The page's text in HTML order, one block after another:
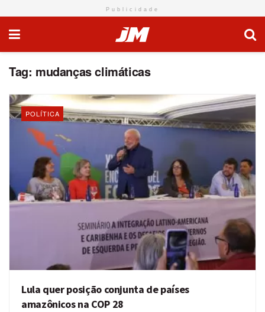
Publicidade
Tag: mudanças climáticas
POLÍTICA
Lula quer posição conjunta de países
amazônicos na COP 28